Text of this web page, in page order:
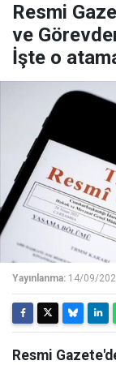
Resmi
ve
İşte o
Yayınlanma: 14/09/
Resmi